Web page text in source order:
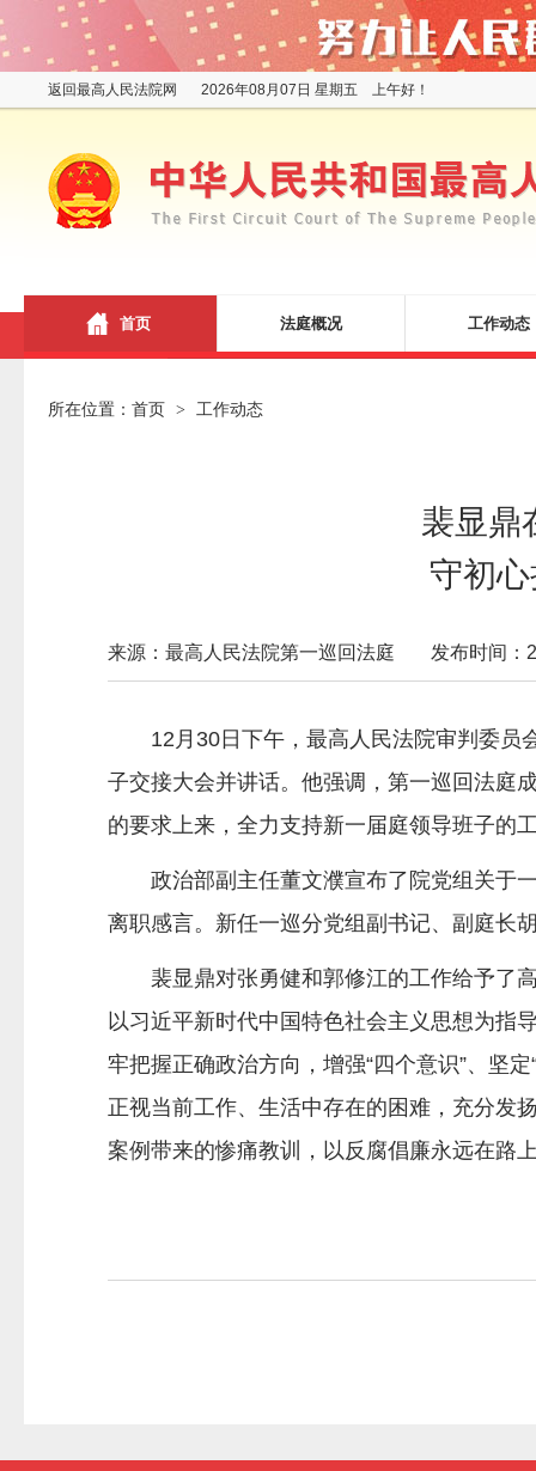
返回最高人民法院网 2026年08月07日 星期五 上午好！
首页 法庭概况 工作动态
所在位置： 首页 > 工作动态
裴显鼎
守初
来源：最高人民法院第一巡回法庭 发布时间：
12月30日下午，最高人民法院审判委员
子交接大会并讲话。他强调，第一巡回法庭
的要求上来，全力支持新一届庭领导班子的
政治部副主任董文濮宣布了院党组关于一
离职感言。新任一巡分党组副书记、副庭长
裴显鼎对张勇健和郭修江的工作给予了高
以习近平新时代中国特色社会主义思想为指
牢把握正确政治方向，增强“四个意识”、坚
正视当前工作、生活中存在的困难，充分发
案例带来的惨痛教训，以反腐倡廉永远在路